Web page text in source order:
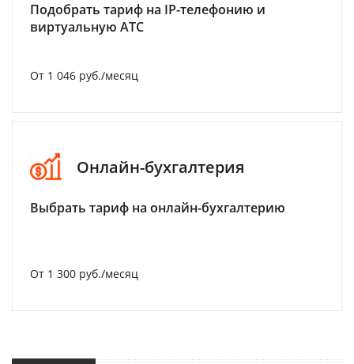
Подобрать тариф на IP-телефонию и
виртуальную АТС
От 1 046 руб./месяц
Онлайн-бухгалтерия
Выбрать тариф на онлайн-бухгалтерию
От 1 300 руб./месяц